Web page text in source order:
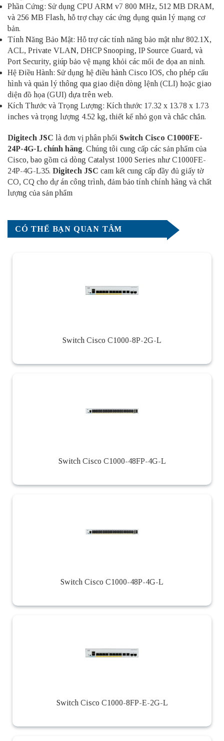
Phần Cứng: Sử dụng CPU ARM v7 800 MHz, 512 MB DRAM,
và 256 MB Flash, hỗ trợ chạy các ứng dụng quản lý mạng cơ
bản.
Tính Năng Bảo Mật: Hỗ trợ các tính năng bảo mật như 802.1X,
ACL, Private VLAN, DHCP Snooping, IP Source Guard, và
Port Security, giúp bảo vệ mạng khỏi các mối đe dọa an ninh.
Hệ Điều Hành: Sử dụng hệ điều hành Cisco IOS, cho phép cấu
hình và quản lý thông qua giao diện dòng lệnh (CLI) hoặc giao
diện đồ họa (GUI) dựa trên web.
Kích Thước và Trọng Lượng: Kích thước 17.32 x 13.78 x 1.73
inches và trọng lượng 4.52 kg, thiết kế nhỏ gọn và chắc chắn.
Digitech JSC là đơn vị phân phối Switch Cisco C1000FE-
24P-4G-L chính hãng. Chúng tôi cung cấp các sản phẩm của
Cisco, bao gồm cả dòng Catalyst 1000 Series như C1000FE-
24P-4G-L35. Digitech JSC cam kết cung cấp đầy đủ giấy tờ
CO, CQ cho dự án công trình, đảm bảo tính chính hãng và chất
lượng của sản phẩm
CÓ THỂ BẠN QUAN TÂM
Switch Cisco C1000-8P-2G-L
Switch Cisco C1000-48FP-4G-L
Switch Cisco C1000-48P-4G-L
Switch Cisco C1000-8FP-E-2G-L